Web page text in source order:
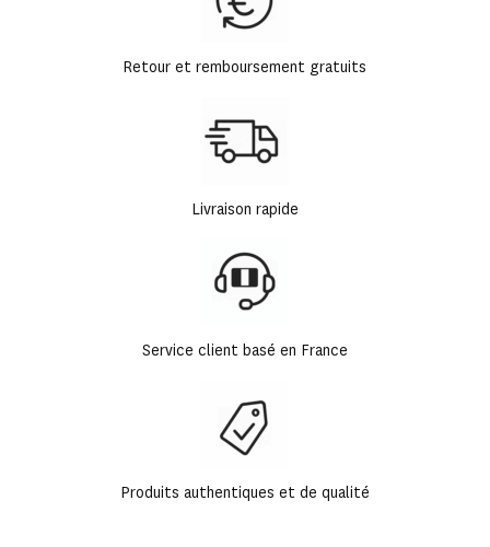
Retour et remboursement gratuits
Livraison rapide
Service client basé en France
Produits authentiques et de qualité